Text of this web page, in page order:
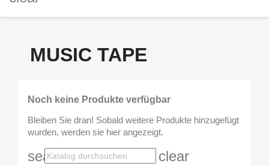
MUSIC TAPE
Noch keine Produkte verfügbar
Bleiben Sie dran! Sobald weitere Produkte hinzugefügt
wurden, werden sie hier angezeigt.
search clear